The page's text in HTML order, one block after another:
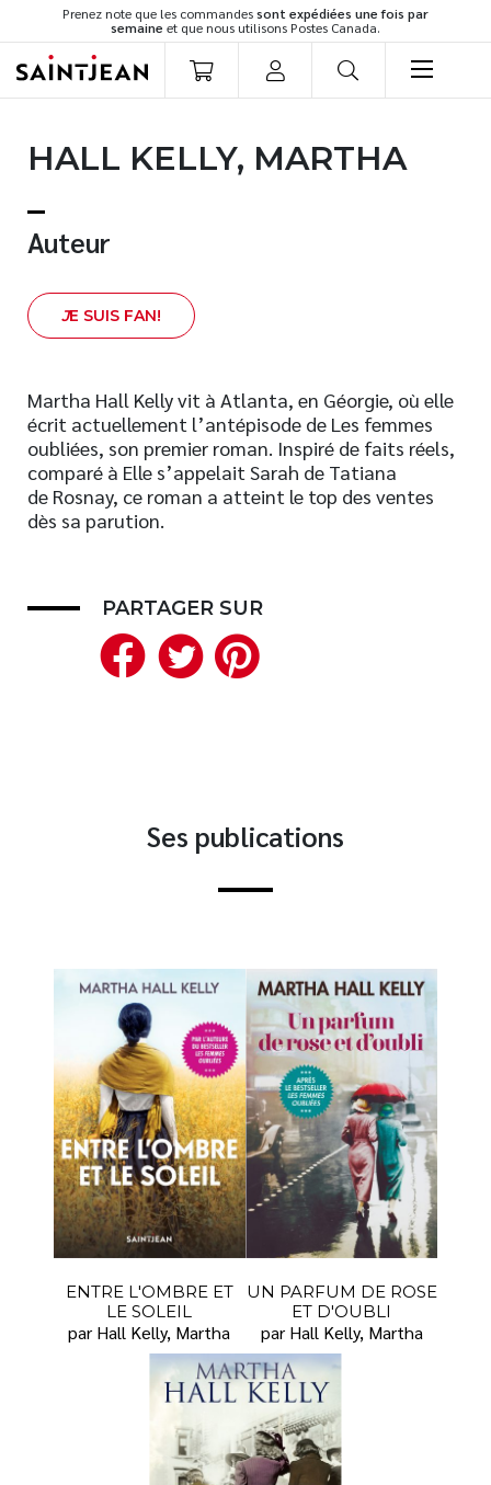
Prenez note que les commandessont expédiées une fois par
semaine et que nous utilisons Postes Canada.
Romans
Développement personnel
Spiritualité
Famille
Témoignages
Vie pratique
Finances
Nouveautés
Meilleurs vendeurs
Page vedette
HALL KELLY, MARTHA
Auteur
JE SUIS FAN!
Martha Hall Kelly vit à Atlanta, en Géorgie, où elle
écrit actuellement l’antépisode de Les femmes
oubliées, son premier roman. Inspiré de faits réels,
comparé à Elle s’appelait Sarah de Tatiana
de Rosnay, ce roman a atteint le top des ventes
dès sa parution.
PARTAGER SUR
Facebook
Twitter
Ses publications
ENTRE L'OMBRE ET
LE SOLEIL
par Hall Kelly, Martha
UN PARFUM DE ROSE
ET D'OUBLI
par Hall Kelly, Martha